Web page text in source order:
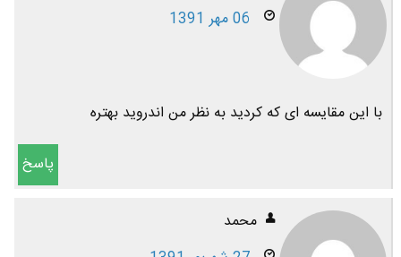
06 مهر 1391
با این مقایسه ای که کردید به نظر من اندروید بهتره
پاسخ
محمد